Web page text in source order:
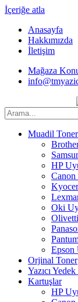
İçeriğe atla
Anasayfa
Hakkımızda
İletişim
Mağaza
Muadil Toner
HP
Oki
Epson
Orjinal Toner
Yazıcı
Kartuşlar
HP